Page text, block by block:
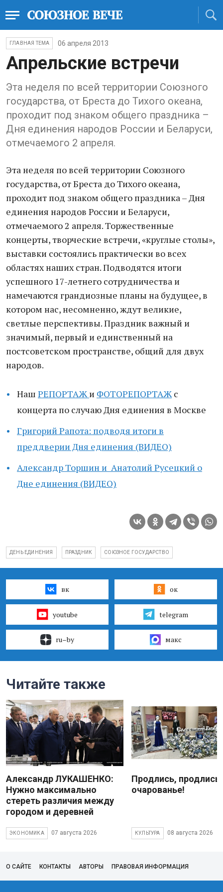
ГЛАВНАЯ ТЕМА 06 апреля 2013
Апрельские встречи
Эта неделя по всей территории Союзного
государства, от Бреста до Тихого океана,
проходит под знаком общего праздника –
Дня единения народов России и Беларуси,
отмечаемого 2 апреля.
Эта неделя по всей территории Союзного
государства, от Бреста до Тихого океана,
проходит под знаком общего праздника – Дня
единения народов России и Беларуси,
отмечаемого 2 апреля. Торжественные
концерты, творческие встречи, «круглые столы»,
выставки состоялись практически во всех
областях наших стран. Подводятся итоги
успешного 17-летнего сотрудничества и
намечаются грандиозные планы на будущее, в
котором нас, несомненно, ждут великие,
светлые перспективы. Праздник важный и
значимый, первый и единственный на
постсоветском пространстве, общий для двух
народов.
Наш РЕПОРТАЖи ФОТОРЕПОРТАЖс
концерта по случаю Дня единения в Москве
Григорий Рапота: подводя итоги в
преддверии Дня единения (ВИДЕО)
Александр Торшин и Анатолий Русецкий о
Дне единения (ВИДЕО)
ДЕНЬ ЕДИНЕНИЯ ПРАЗДНИК СОЮЗНОЕ ГОСУДАРСТВО
вк ок
youtube telegram
ru–by макс
Читайте также
Александр ЛУКАШЕНКО:
Нужно максимально
стереть различия между
городом и деревней
ЭКОНОМИКА 07 августа 2026
Продлись, продлись
очарованье!
КУЛЬТУРА 08 августа 2026
О САЙТЕ КОНТАКТЫ АВТОРЫ ПРАВОВАЯ ИНФОРМАЦИЯ